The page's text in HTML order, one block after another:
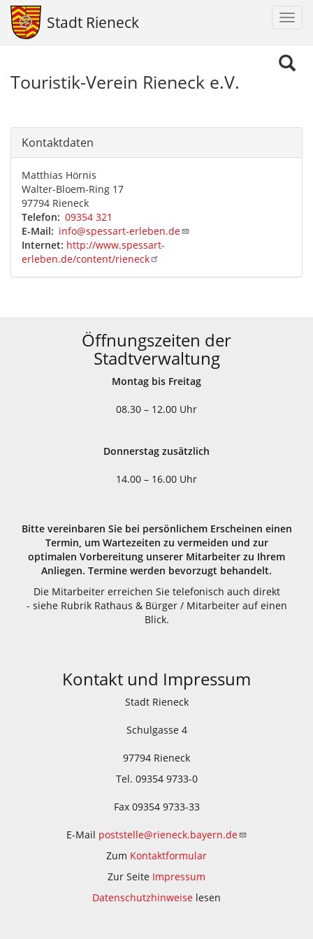
Inhalt
Stadt Rieneck
Touristik-Verein Rieneck e.V.
Kontaktdaten
Matthias Hörnis
Walter-Bloem-Ring 17
97794 Rieneck
Telefon
09354 321
E-Mail
info@spessart-erleben.de
Internet: http://www.spessart-
erleben.de/content/rieneck
Öffnungszeiten der
Stadtverwaltung
Montag bis Freitag
08.30 – 12.00 Uhr
Donnerstag zusätzlich
14.00 – 16.00 Uhr
Bitte vereinbaren Sie bei persönlichem Erscheinen einen
Termin, um Wartezeiten zu vermeiden und zur
optimalen Vorbereitung unserer Mitarbeiter zu Ihrem
Anliegen. Termine werden bevorzugt behandelt.
Die Mitarbeiter erreichen Sie telefonisch auch direkt
- siehe Rubrik Rathaus & Bürger / Mitarbeiter auf einen
Blick.
Kontakt und Impressum
Stadt Rieneck
Schulgasse 4
97794 Rieneck
Tel. 09354 9733-0
Fax 09354 9733-33
E-Mail poststelle@rieneck.bayern.de
Zum Kontaktformular
Zur Seite Impressum
Datenschutzhinweise lesen